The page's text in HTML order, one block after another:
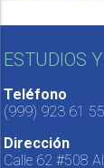
ESTUDIOS
Teléfono
(999) 923 61 55
Dirección
Calle 62 #508